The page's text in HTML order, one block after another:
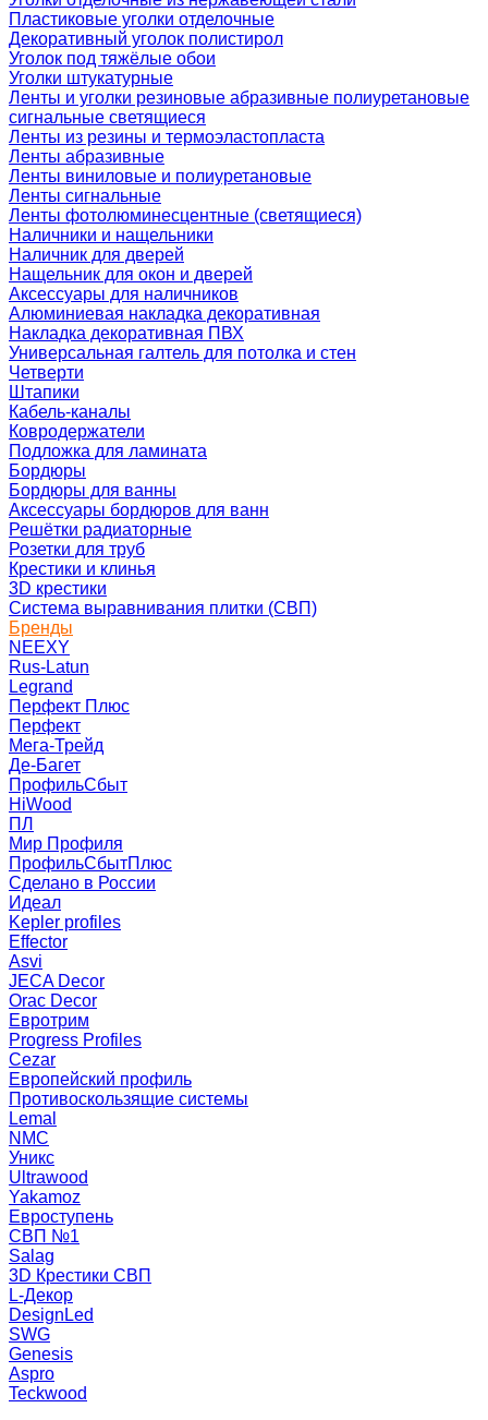
Пластиковые уголки отделочные
Декоративный уголок полистирол
Уголок под тяжёлые обои
Уголки штукатурные
Ленты и уголки резиновые абразивные полиуретановые
сигнальные светящиеся
Ленты из резины и термоэластопласта
Ленты абразивные
Ленты виниловые и полиуретановые
Ленты сигнальные
Ленты фотолюминесцентные (светящиеся)
Наличники и нащельники
Наличник для дверей
Нащельник для окон и дверей
Аксессуары для наличников
Алюминиевая накладка декоративная
Накладка декоративная ПВХ
Универсальная галтель для потолка и стен
Четверти
Штапики
Кабель-каналы
Ковродержатели
Подложка для ламината
Бордюры
Бордюры для ванны
Аксессуары бордюров для ванн
Решётки радиаторные
Розетки для труб
Крестики и клинья
3D крестики
Система выравнивания плитки (СВП)
Бренды
NEEXY
Rus-Latun
Legrand
Перфект Плюс
Перфект
Мега-Трейд
Де-Багет
ПрофильСбыт
HiWood
ПЛ
Мир Профиля
ПрофильСбытПлюс
Сделано в России
Идеал
Kepler profiles
Effector
Asvi
JECA Decor
Orac Decor
Евротрим
Progress Profiles
Cezar
Европейский профиль
Противоскользящие системы
Lemal
NMC
Уникс
Ultrawood
Yakamoz
Евроступень
СВП №1
Salag
3D Крестики СВП
L-Декор
DesignLed
SWG
Genesis
Aspro
Teckwood